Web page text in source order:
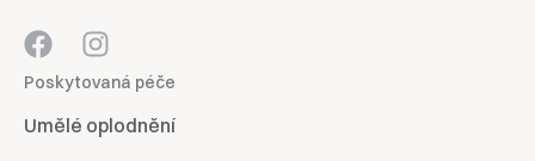
Poskytovaná péče
Umělé oplodnění